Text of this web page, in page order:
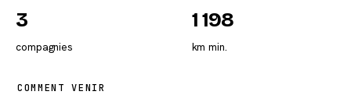
3
compagnies
1 198
km min.
COMMENT VENIR